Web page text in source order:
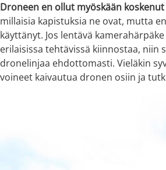
Droneen en ollut myöskään
millaisia kapistuksia ne ovat, mutta
käyttänyt. Jos lentävä
erilaisissa tehtävissä kiinnostaa, niin
dronelinjaa ehdottomasti. Vieläkin
voineet kaivautua dronen osiin ja